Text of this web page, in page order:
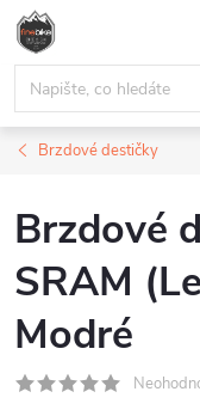
Přejít
obsah
Brzdové destičky
Brzdové
SRAM
Modré